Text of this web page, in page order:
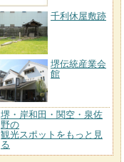
千利休屋敷跡
堺伝統産業会
館
堺・岸和田・関空・泉佐
野の
観光スポットをもっと見
る